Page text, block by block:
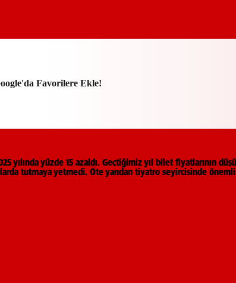
Favorilere Ekle!
yılında yüzde 15 azaldı. Geçtiğimiz yıl bilet fiyatlarının
tutmaya yetmedi. Öte yandan tiyatro seyircisinde